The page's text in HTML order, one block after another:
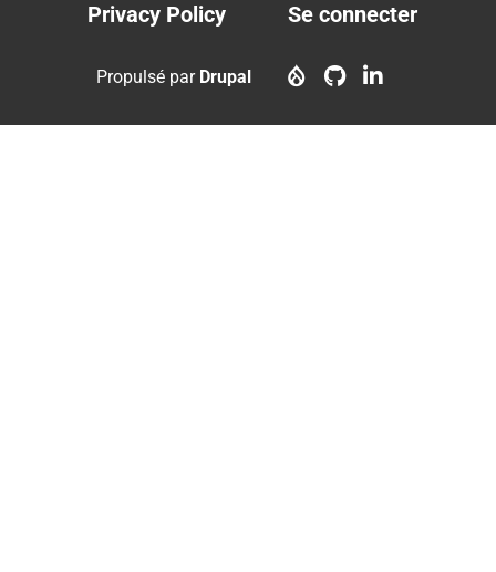
Footer
menu
Privacy Policy
account
Se connecter
Propulsé par Drupal